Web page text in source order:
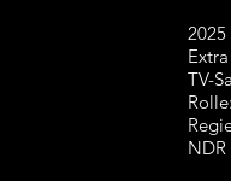
2025
TV-
NDR